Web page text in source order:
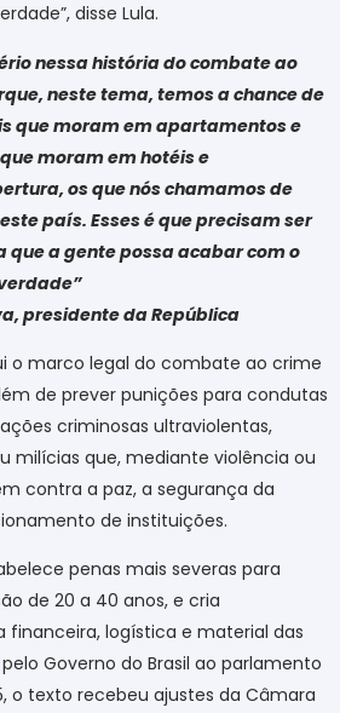
disse Lula.
nessa história do combate ao
neste tema, temos a chance de
que moram em apartamentos e
moram em hotéis e
os que nós chamamos de
país. Esses é que precisam ser
que a gente possa acabar com o
presidente da República
o marco legal do combate ao crime
de prever punições para condutas
criminosas ultraviolentas,
milícias que, mediante violência ou
contra a paz, a segurança da
de instituições.
penas mais severas para
de 20 a 40 anos, e cria
financeira, logística e material das
Governo do Brasil ao parlamento
o texto recebeu ajustes da Câmara